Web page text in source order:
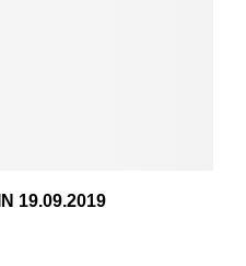
19.09.2019